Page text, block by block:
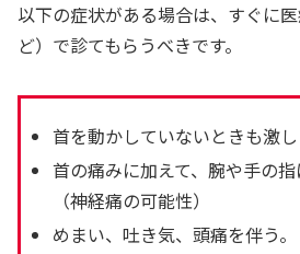
以下の症状がある場合は、すぐに
ど）で診てもらうべきです。
首を動かしていないときも激し
首の痛みに加えて、腕や手の指
（神経痛の可能性）
めまい、吐き気、頭痛を伴う。